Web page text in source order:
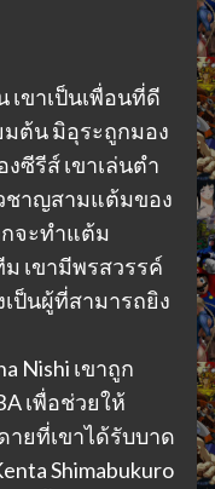
เขาเป็นเพื่อนที่ดี
ต้น มิอุระถูกมอง
ซีรีส์ เขาเล่นตำ
ชาญสามแต้มของ
จะทำแต้ม
เขามีพรสวรรค์
ป็นผู้ที่สามารถยิง
Nishi เขาถูก
เพื่อช่วยให้
ายที่เขาได้รับบาด
Shimabukuro